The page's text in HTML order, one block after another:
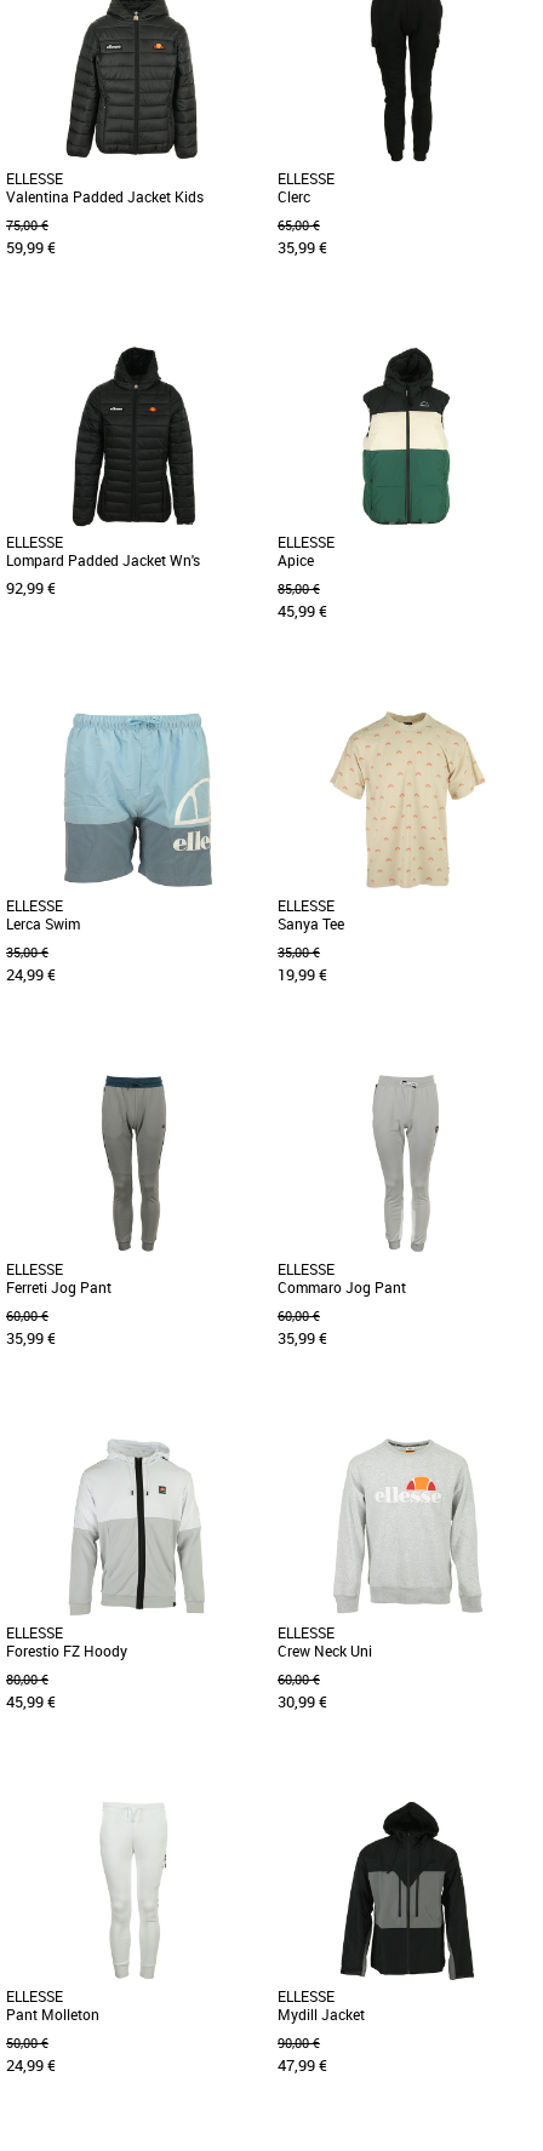
La Ellesse Ladruns Padded Jacket est
une doudoune stylée et fonctionnelle,
idéale pour affronter les [...]
La Ellesse Cassiano FZ Jacket est une
veste sportive et polyvalente, parfaite
pour un style décontracté [...]
ELLESSE
Valentina Padded Jacket Kids
75,00 €
59,99 €
Depuis 1959 Ellesse se démarque par
une philosophie et un style uniques. Le
concept: du sportswear de [...]
ELLESSE
Clerc
65,00 €
35,99 €
Plus produit : - Couleur : noir - Logo
Ellesse sur côté gauche - poches sur
côtés - Resserrage [...]
ELLESSE
Lompard Padded Jacket Wn's
92,99 €
Depuis 1959 Ellesse se démarque par
une philosophie et un style uniques. Le
concept: du sportswear de [...]
ELLESSE
Apice
85,00 €
45,99 €
Plus produit : - Composition: 100%
polyester - Matériau de rembourrage:
100% polyester - Doublure [...]
ELLESSE
Lerca Swim
35,00 €
24,99 €
Le short de bain Ellesse est divisé en
bleu clair et bleu poussière, avec une
grande impression sur [...]
ELLESSE
Sanya Tee
35,00 €
19,99 €
Un t-shirt classique à col rond
confectionné en jersey de coton doux et
confortable. Donné un grand [...]
ELLESSE
Ferreti Jog Pant
60,00 €
35,99 €
Fabriqué à partir de jersey bouclé de
haute qualité, ce pantalon est votre
héros. Proposant deux [...]
ELLESSE
Commaro Jog Pant
60,00 €
35,99 €
Ce pantalon est votre héros. Proposant
deux poches ouverte sur les cotés et un
cordon de serrage à [...]
ELLESSE
Forestio FZ Hoody
80,00 €
45,99 €
Ce sweat vous gardera au chaud en
toute circonstances, tout en vous
procurant une excellente liberté [...]
ELLESSE
Crew Neck Uni
60,00 €
30,99 €
Depuis 1959 Ellesse se démarque par
une philosophie et un style uniques. Le
concept: du sportswear de [...]
ELLESSE
Pant Molleton
50,00 €
24,99 €
ELLESSE
Mydill Jacket
90,00 €
47,99 €